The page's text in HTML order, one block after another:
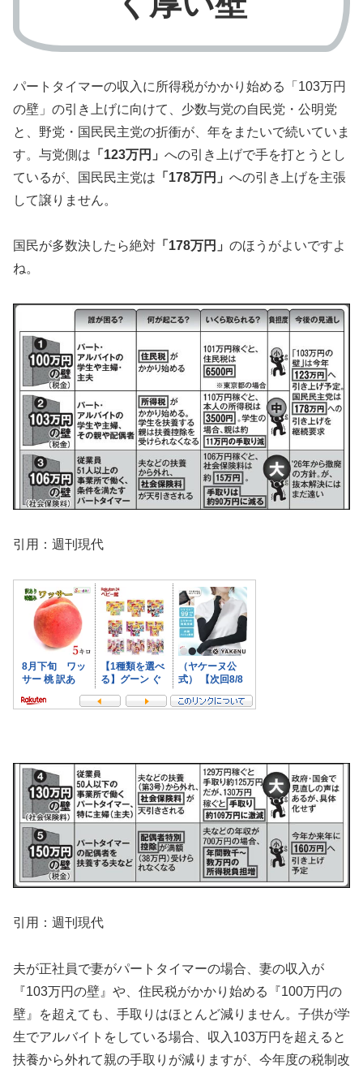
パートタイマーの収入に所得税がかかり始める「103万円
の壁」の引き上げに向けて、少数与党の自民党・公明党
と、野党・国民民主党の折衝が、年をまたいで続いていま
す。与党側は 「123万円」 への引き上げで手を打とうとし
ているが、国民民主党は 「178万円」 への引き上げを主張
して譲りません。
国民が多数決したら絶対 「178万円」 のほうがよいですよ
ね。
引用：週刊現代
引用：週刊現代
夫が正社員で妻がパートタイマーの場合、妻の収入が
『103万円の壁』や、住民税がかかり始める『100万円の
壁』を超えても、手取りはほとんど減りません。子供が学
生でアルバイトをしている場合、収入103万円を超えると
扶養から外れて親の手取りが減りますが、今年度の税制改